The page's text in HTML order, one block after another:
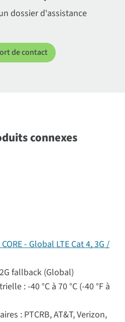
dossier d'assistance
de contact
connexes
- Global LTE Cat 4, 3G /
fallback (Global)
: -40 °C à 70 °C (-40 °F à
: PTCRB, AT&T, Verizon,